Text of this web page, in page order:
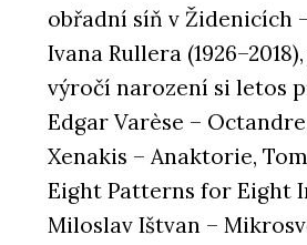
obřadní síň v Židenicích
Ivana Rullera
výročí narození si letos
Edgar Varèse –
Xenakis – Anaktorie,
Eight Patterns for Eight
Miloslav Ištvan –